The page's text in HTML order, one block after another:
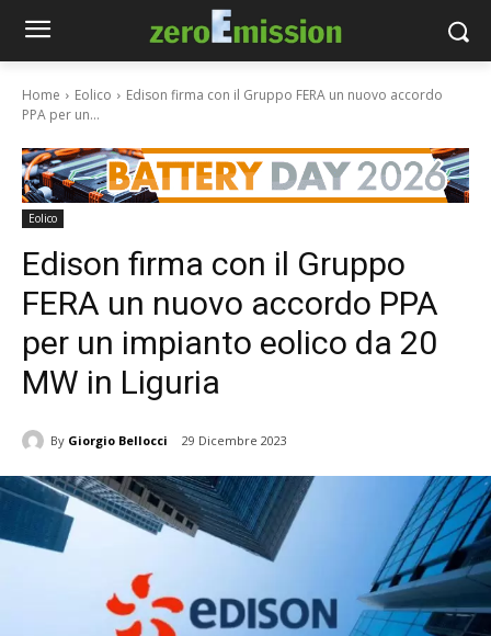
Home Eolico
Edison firma con il Gruppo FERA un nuovo accordo
PPA per un...
Eolico
Edison firma con il Gruppo
FERA un nuovo accordo PPA
per un impianto eolico da 20
MW in Liguria
By Giorgio Bellocci 29 Dicembre 2023